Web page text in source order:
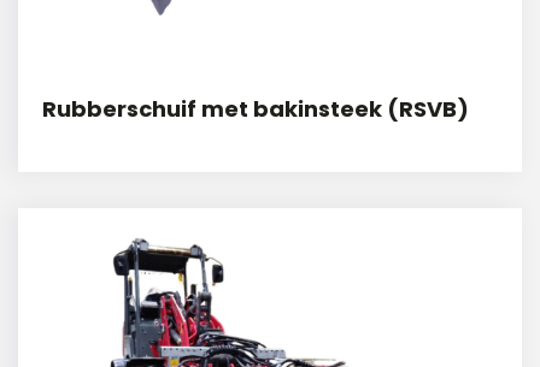
Rubberschuif met bakinsteek (RSVB)